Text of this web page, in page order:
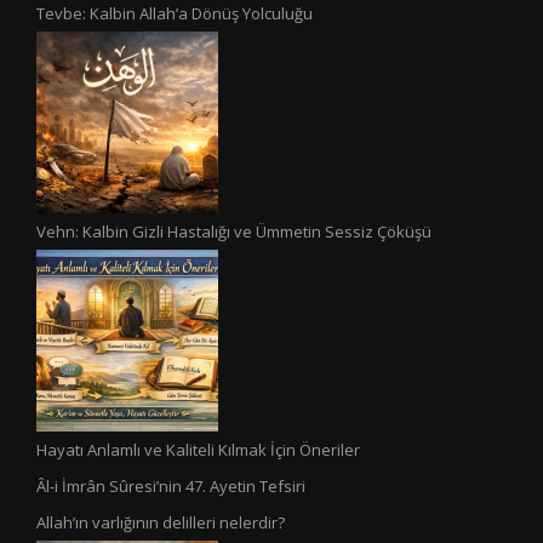
Tevbe: Kalbin Allah’a Dönüş Yolculuğu
Vehn: Kalbin Gizli Hastalığı ve Ümmetin Sessiz Çöküşü
Hayatı Anlamlı ve Kaliteli Kılmak İçin Öneriler
Âl-i İmrân Sûresi’nin 47. Ayetin Tefsiri
Allah’ın varlığının delilleri nelerdir?